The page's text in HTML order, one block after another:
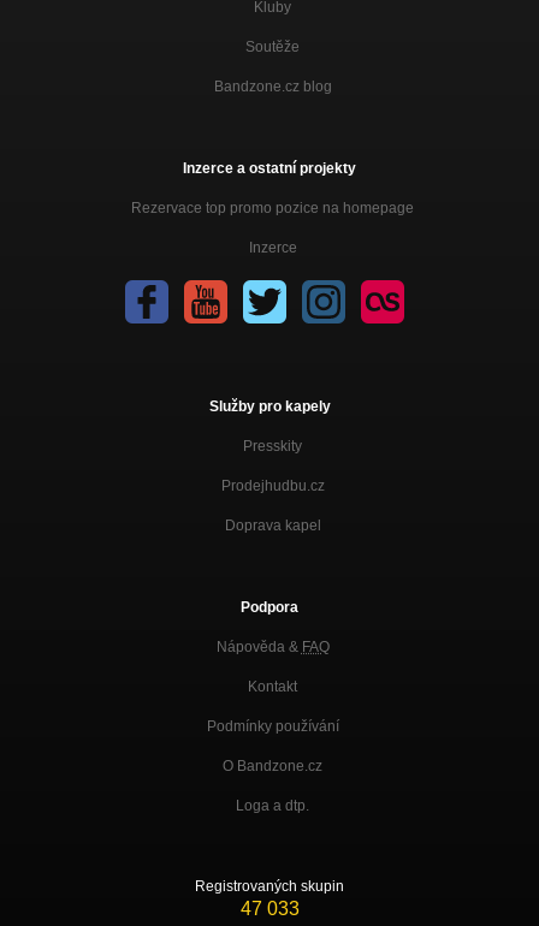
Kluby
Soutěže
Bandzone.cz blog
Inzerce a ostatní projekty
Rezervace top promo pozice na homepage
Inzerce
Služby pro kapely
Presskity
Prodejhudbu.cz
Doprava kapel
Podpora
Nápověda & FAQ
Kontakt
Podmínky používání
O Bandzone.cz
Loga a dtp.
Registrovaných skupin
47 033